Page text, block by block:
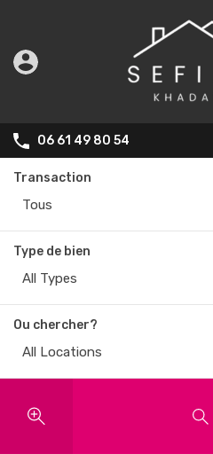
06 61 49 80 54
Transaction
Tous
Type de bien
All Types
Ou chercher?
All Locations